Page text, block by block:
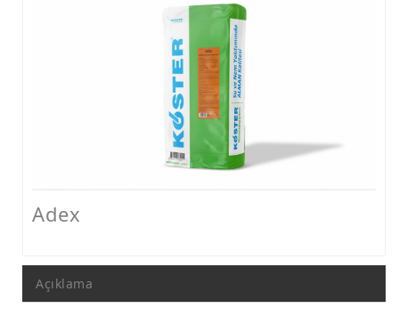
Poliürea, Poliüretan ve MS-Polymer Su Yalıtımı
Elastomerik Reçine Esaslı Su Yalıtımı
Sentetik Örtüler (TPO – ECB)
Nem ve Rutubet Yalıtımı Ürünleri
Mantolama ve Dış Cephe Isı Yalıtımı Sistemleri
Tamir ve Aderans Harçları, Epoksi Harçlar ve Beton Katkıları
Zemin Kaplamaları (Epoksi, Poliüretan, Çimento Esaslı)
Adex
Açıklama